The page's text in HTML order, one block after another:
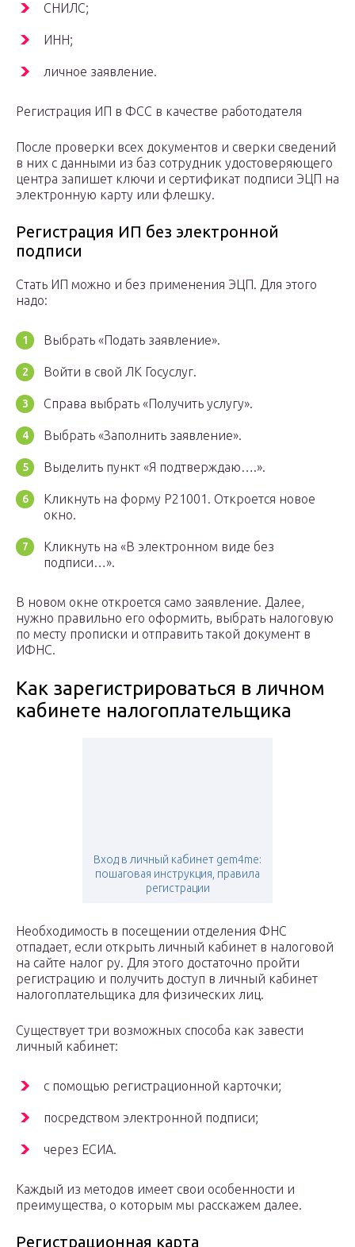
СНИЛС;
ИНН;
личное заявление.
Регистрация ИП в ФСС в качестве работодателя
После проверки всех документов и сверки сведений
в них с данными из баз сотрудник удостоверяющего
центра запишет ключи и сертификат подписи ЭЦП на
электронную карту или флешку.
Регистрация ИП без электронной
подписи
Стать ИП можно и без применения ЭЦП. Для этого
надо:
Выбрать «Подать заявление».
Войти в свой ЛК Госуслуг.
Справа выбрать «Получить услугу».
Выбрать «Заполнить заявление».
Выделить пункт «Я подтверждаю….».
Кликнуть на форму Р21001. Откроется новое
окно.
Кликнуть на «В электронном виде без
подписи…».
В новом окне откроется само заявление. Далее,
нужно правильно его оформить, выбрать налоговую
по месту прописки и отправить такой документ в
ИФНС.
Как зарегистрироваться в личном
кабинете налогоплательщика
Вход в личный кабинет gem4me:
пошаговая инструкция, правила
регистрации
Необходимость в посещении отделения ФНС
отпадает, если открыть личный кабинет в налоговой
на сайте налог ру. Для этого достаточно пройти
регистрацию и получить доступ в личный кабинет
налогоплательщика для физических лиц.
Существует три возможных способа как завести
личный кабинет:
с помощью регистрационной карточки;
посредством электронной подписи;
через ЕСИА.
Каждый из методов имеет свои особенности и
преимущества, о которым мы расскажем далее.
Регистрационная карта